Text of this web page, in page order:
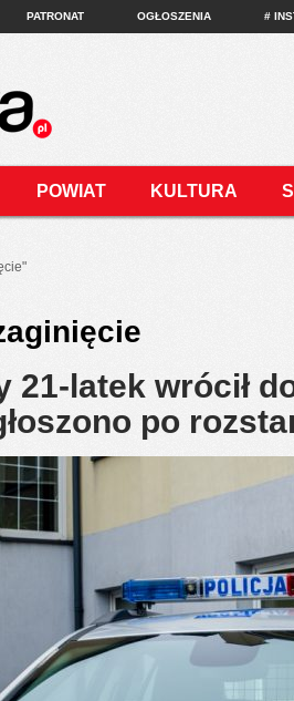
PATRONAT OGŁOSZENIA #
POWIAT KULTURA
21-latek wrócił
po